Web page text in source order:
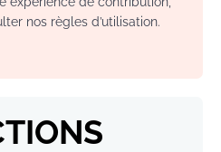
nos règles d’utilisation.